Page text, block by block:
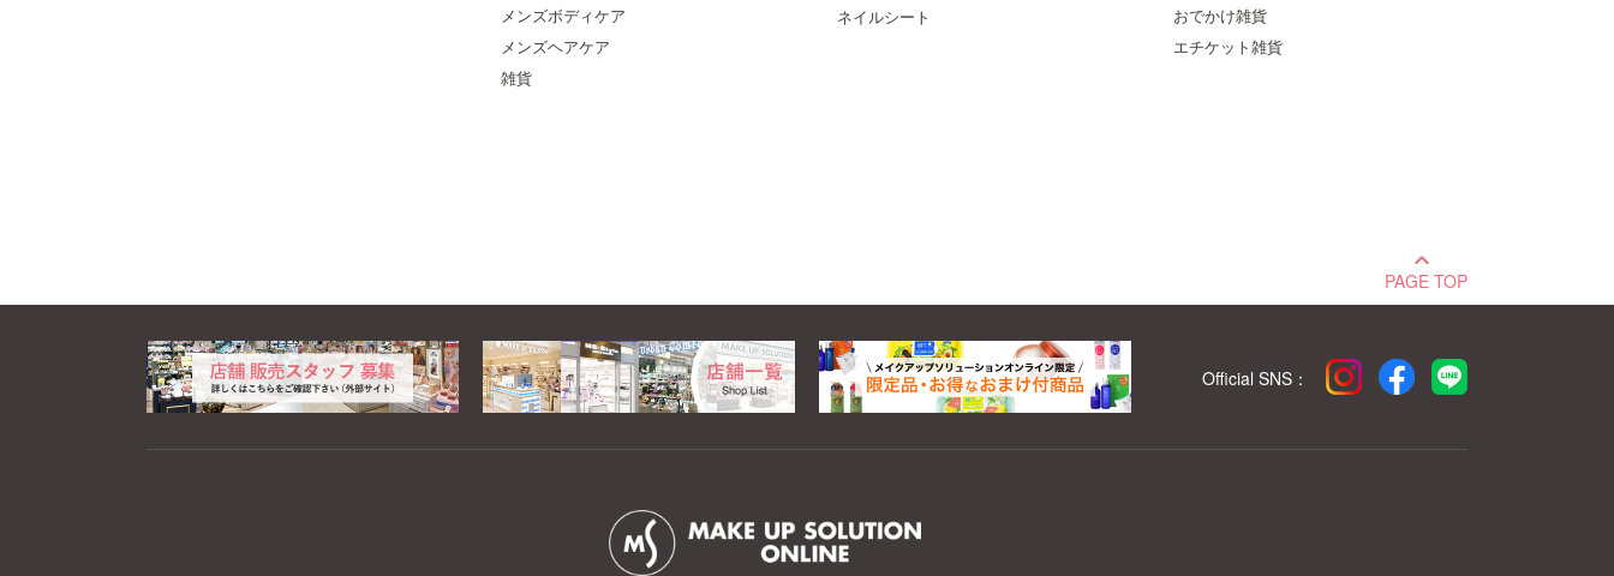
ネイルシート
おでかけ雑貨
エチケット雑貨
メンズボディケア
メンズヘアケア
雑貨
keyboard_arrow_up
PAGE TOP
Official SNS：